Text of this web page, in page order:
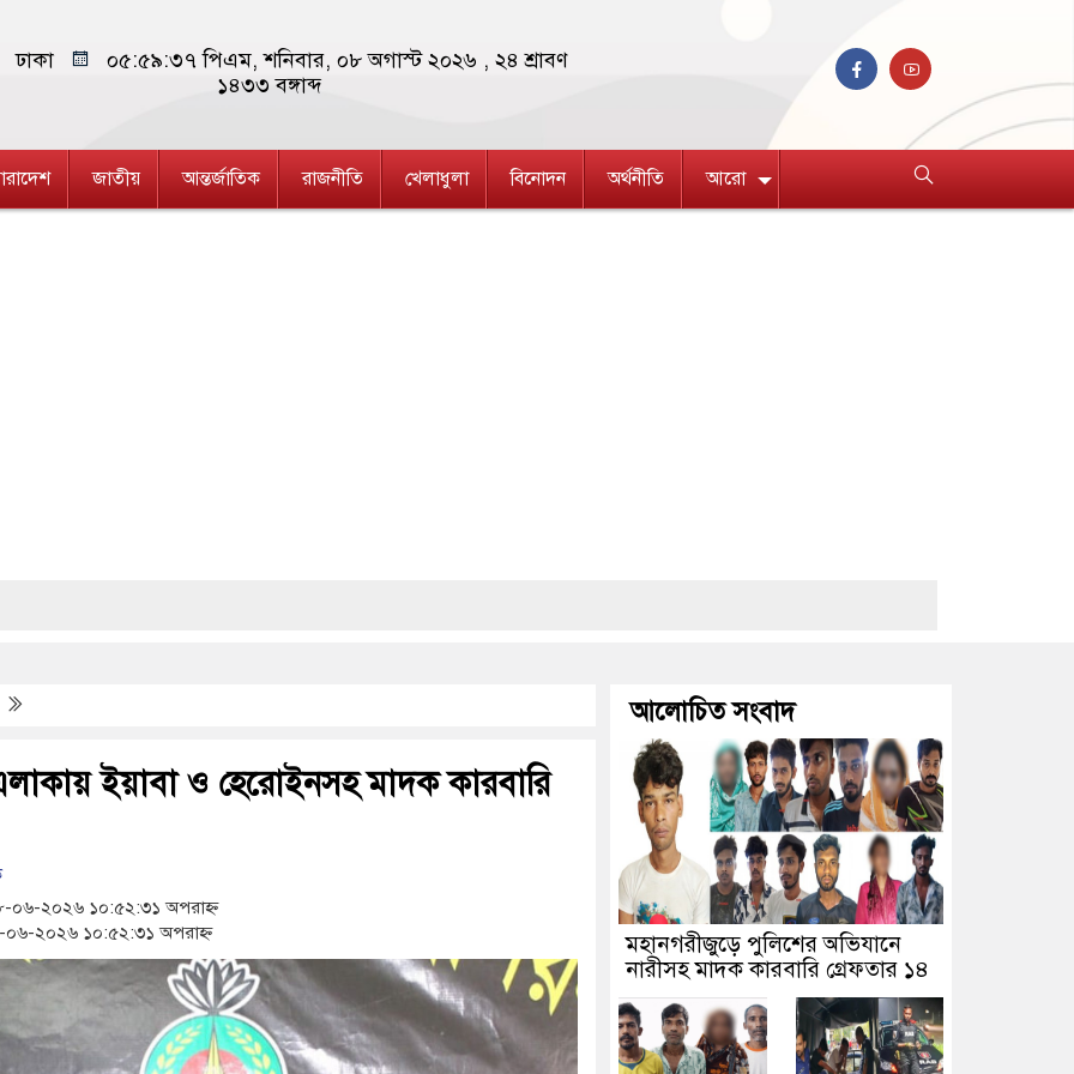
ঢাকা ০৫:৫৯:৩৭ পিএম, শনিবার, ০৮ অগাস্ট ২০২৬ , ২৪ শ্রাবণ
১৪৩৩ বঙ্গাব্দ
জাতীয় আন্তর্জাতিক রাজনীতি খেলাধুলা বিনোদন অর্থনীতি আরো
ইয়াবা ও হেরোইনসহ মাদক কারবারি
২০২৬ ১০:৫২:৩১ অপরাহ্ন
২০২৬ ১০:৫২:৩১ অপরাহ্ন
আলোচিত সংবাদ
মহানগরীজুড়ে পুলিশের অভিযানে
নারীসহ মাদক কারবারি গ্রেফতার ১৪